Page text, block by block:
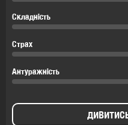
Складність
Страх
Антуражність